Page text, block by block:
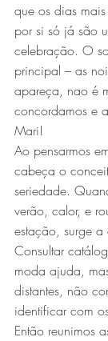
que os dias
por si só já são
celebração. O
principal – as
apareça, nao é
concordamos e
Mari!
Ao pensarmos
cabeça o
seriedade.
verão, calor, e
estação, surge a
Consultar
moda ajuda,
distantes, não
identificar com
Então reunimos